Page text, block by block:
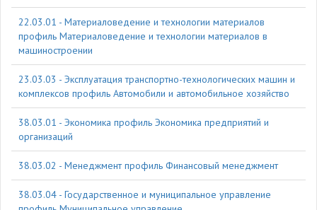
22.03.01 - Материаловедение и технологии материалов
профиль Материаловедение и технологии материалов в
машиностроении
23.03.03 - Эксплуатация транспортно-технологических машин и
комплексов профиль Автомобили и автомобильное хозяйство
38.03.01 - Экономика профиль Экономика предприятий и
организаций
38.03.02 - Менеджмент профиль Финансовый менеджмент
38.03.04 - Государственное и муниципальное управление